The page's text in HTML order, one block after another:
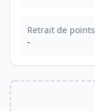
Retrait de points
-